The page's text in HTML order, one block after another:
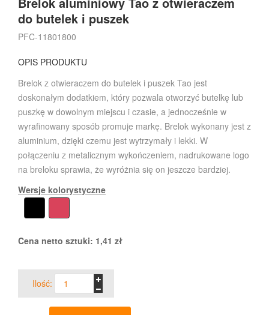
do butelek i puszek
PFC-11801800
OPIS PRODUKTU
Brelok z otwieraczem do butelek i puszek Tao jest
doskonałym dodatkiem, który pozwala otworzyć butelkę lub
puszkę w dowolnym miejscu i czasie, a jednocześnie w
wyrafinowany sposób promuje markę. Brelok wykonany jest z
aluminium, dzięki czemu jest wytrzymały i lekki. W
połączeniu z metalicznym wykończeniem, nadrukowane logo
na breloku sprawia, że wyróżnia się on jeszcze bardziej.
Wersje kolorystyczne
Cena netto sztuki: 1,41 zł
Ilość: